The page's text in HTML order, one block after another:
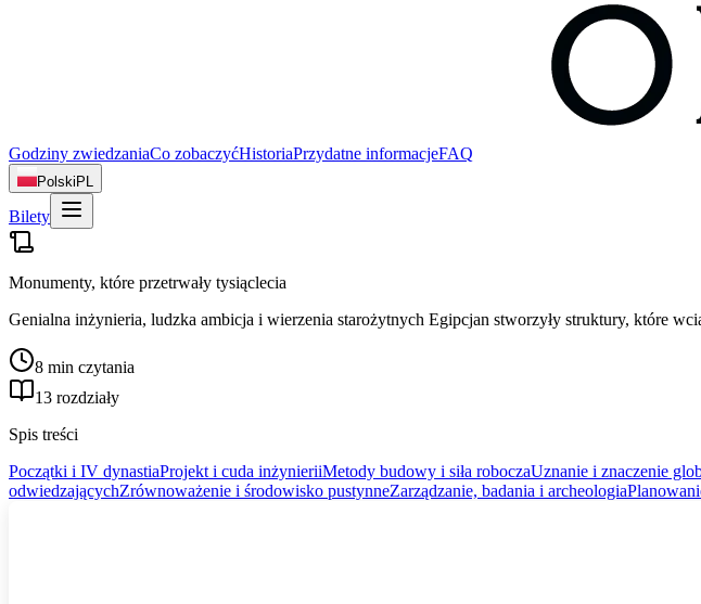
Godziny zwiedzaniaCo zobaczyćHistoriaPrzydatne informacjeFAQ
Polski PL
Bilety
Monumenty, które przetrwały tysiąclecia
Genialna inżynieria, ludzka ambicja i wierzenia starożytnych Egipcjan stworzyły struktury, które
8 min czytania
13 rozdziały
Spis treści
Początki i IV dynastiaProjekt i cuda inżynieriiMetody budowy i siła roboczaUznanie i znaczenie
odwiedzającychZrównoważenie i środowisko pustynneZarządzanie, badania i archeologia